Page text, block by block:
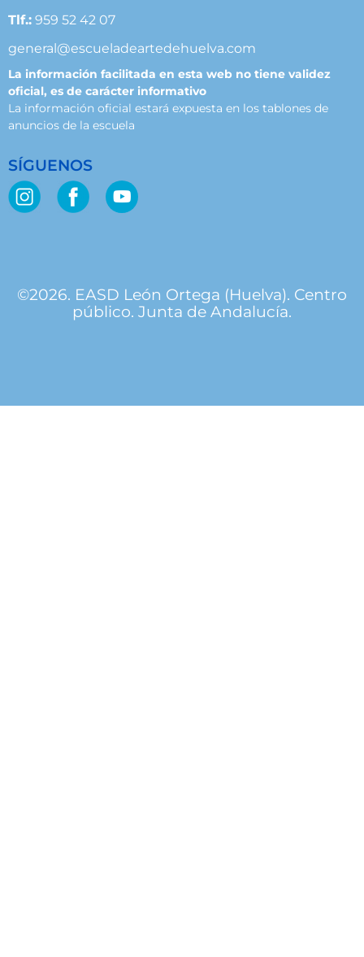
Tlf.: 959 52 42 07
general@escueladeartedehuelva.com
La información facilitada en esta web no tiene validez
oficial, es de carácter informativo
La información oficial estará expuesta en los tablones de
anuncios de la escuela
SÍGUENOS
©2026. EASD León Ortega (Huelva). Centro
público. Junta de Andalucía.